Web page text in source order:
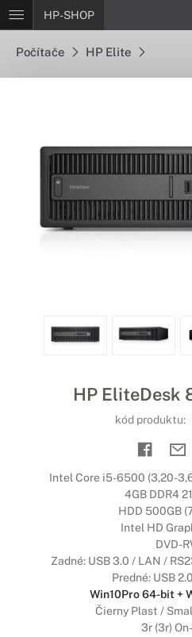
HP-SHOP
Počítače HP Elite
HP EliteDesk
kód produktu:
Intel Core i5-6500 (3,20-
4GB DDR4
HDD 500GB
Intel HD
DVD-
Zadné: USB 3.0 / LAN /
Predné: USB
Win10Pro 64-bit +
Čierny Plast /
3r (3r)